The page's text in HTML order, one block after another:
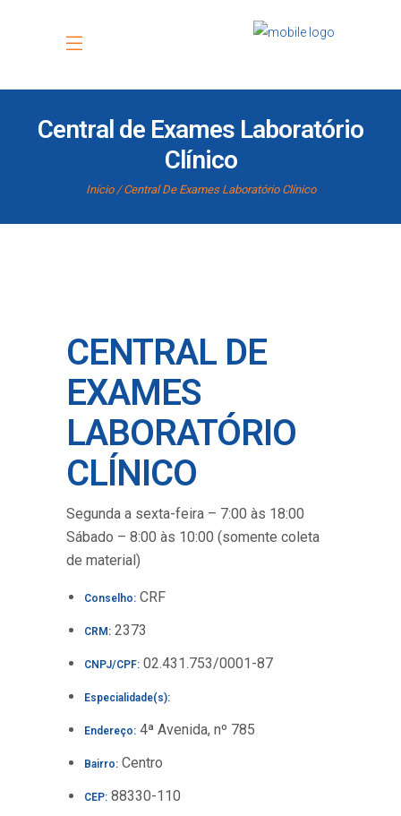
Central de Exames Laboratório
Clínico
Início Central De Exames Laboratório Clínico
CENTRAL DE
EXAMES
LABORATÓRIO
CLÍNICO
Segunda a sexta-feira – 7:00 às 18:00
Sábado – 8:00 às 10:00 (somente coleta
de material)
Conselho: CRF
CRM: 2373
CNPJ/CPF: 02.431.753/0001-87
Especialidade(s):
Endereço: 4ª Avenida, nº 785
Bairro: Centro
CEP: 88330-110